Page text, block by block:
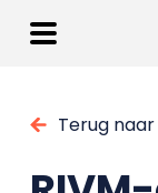
Terug